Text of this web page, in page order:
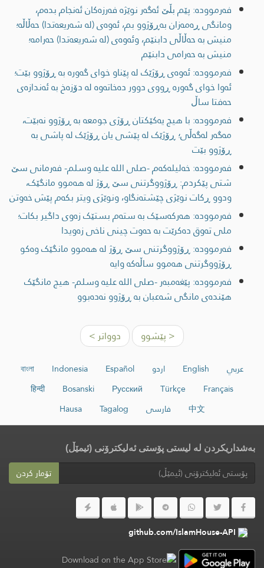
فەرموودە: پێم بڵێ ئەگەر نوێژە فەرزەکان ئەنجام بدەم،
ومانگى ڕەمەزان بەڕۆژوو بم، ئەوەى (لە شەریعەتدا) حەڵاڵە؛
منیش بە حەڵاڵی دابنێم، وئەوەى (لە شەریعەتدا) حەرامە؛
منیش بە حەرامی دابنێم
فەرموودە: ئەوەی ڕۆژێک لە پێناو خوای گەورە بە ڕۆژوو بێت؛
ئەوا خوای گەورە ڕووی دوور دەخاتەوە لە دۆزەخ بە ئەندازەی
حەفتا ساڵ
فەرموودە: با هیچ یەکێکتان ڕۆژی جومعە بە ڕۆژوو نەبێت،
مەگەر لەگەڵی؛ ڕۆژێک لە پێشی یان ڕۆژێک لە پاشی بە
ڕۆژوو بێت
فەرموودە: خەلیلەکەم -صلى اللە علیە وسلم- فەرمانی سێ
شتی پێکردم: ڕۆژووگرتنی سێ ڕۆژ لە هەموو مانگێک،
ودوو ڕکات نوێژی چێشتەنگاو، ونوێژی ویتر بکەم پێش خەوتن
فەرموودە: هەرکەسێک بە ستەم بستێک زەوی داگیر بکات؛
ملی تەوق دەکرێت بە حەوت چینی ناخی زەویدا
فەرموودە: ڕۆژووگرتنی سێ ڕۆژ لە هەموو مانگێک وەکو
ڕۆژووگرتنی هەموو ساڵەکە وایە
فەرموودە: پێغەمبەر -صلى اللە علیە وسلم- هیچ مانگێک
هێندەی مانگی شەعبان بە ڕۆژوو نەدەبوو
< پێشوو دوواتر >
عربي English اردو Español
Indonesia
বাংলা
Français
Türkçe
Русский
Bosanski
हिन्दी
中文
فارسی Tagalog
Hausa
بەشداریکردن لە لیستی پۆستی ئەلیکترۆنی (ئیمێڵ)
تۆمار کردن
github.com/IslamHouse-API